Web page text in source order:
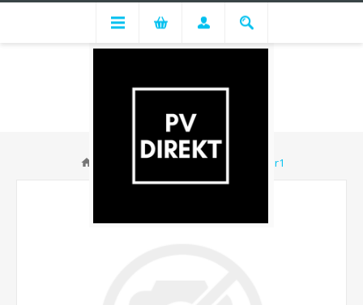
Huawei SUN2000-5KTL-M1 - Lager1